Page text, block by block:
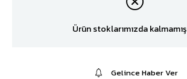
Ürün stoklarımızda
Gelince Haber Ver